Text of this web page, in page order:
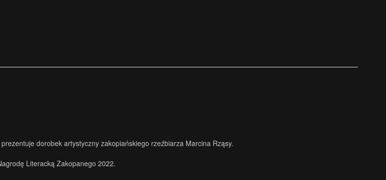
dorobek artystyczny zakopiańskiego rzeźbiarza Marcina Rząsy.
Literacką Zakopanego 2022.